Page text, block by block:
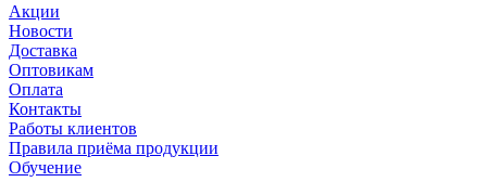
Акции
Новости
Доставка
Оптовикам
Оплата
Контакты
Работы клиентов
Правила приёма продукции
Обучение